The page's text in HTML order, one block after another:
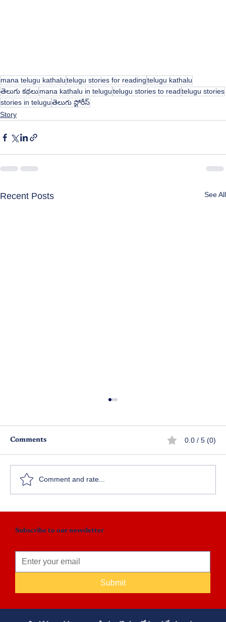
mana telugu kathalutelugu stories for readingtelugu kathalu
తెలుగు కథలుmana kathalu in telugutelugu stories to readtelugu stories
stories in teluguతెలుగు స్టోరీస్
Story
Recent Posts See All
Comments 0.0 / 5 (0)
Comment and rate...
Subscribe to our newsletter
Submit